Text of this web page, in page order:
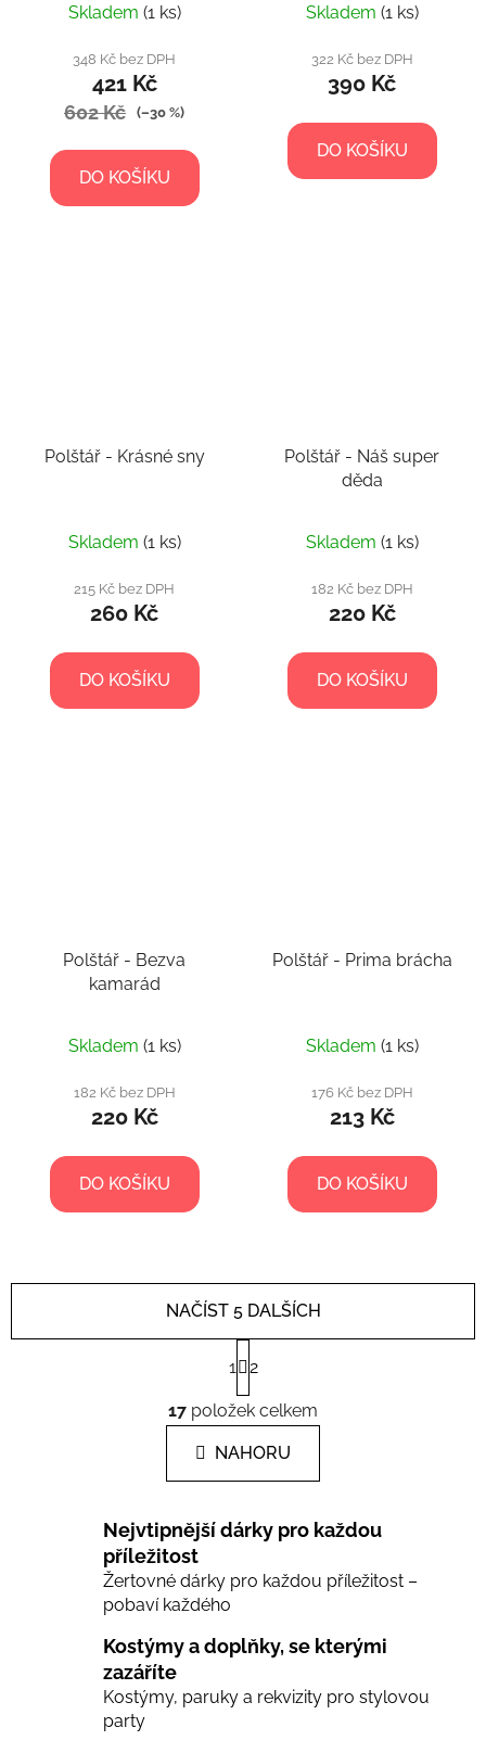
Skladem (1 ks)
348 Kč bez DPH
421 Kč
602 Kč (–30 %)
DO KOŠÍKU
Skladem (1 ks)
322 Kč bez DPH
390 Kč
DO KOŠÍKU
Polštář - Krásné sny
Skladem (1 ks)
215 Kč bez DPH
260 Kč
DO KOŠÍKU
Polštář - Náš super
děda
Skladem (1 ks)
182 Kč bez DPH
220 Kč
DO KOŠÍKU
Polštář - Bezva
kamarád
Skladem (1 ks)
182 Kč bez DPH
220 Kč
DO KOŠÍKU
Polštář - Prima brácha
Skladem (1 ks)
176 Kč bez DPH
213 Kč
DO KOŠÍKU
O
v
l
á
d
c
p
v
k
v
NAČÍST 5 DALŠÍCH
t
r
á
n
k
n
1 2
17 položek celkem
NAHORU
Nejvtipnější dárky pro každou
příležitost
Žertovné dárky pro každou příležitost –
pobaví každého
Kostýmy a doplňky, se kterými
zazáříte
Kostýmy, paruky a rekvizity pro stylovou
party